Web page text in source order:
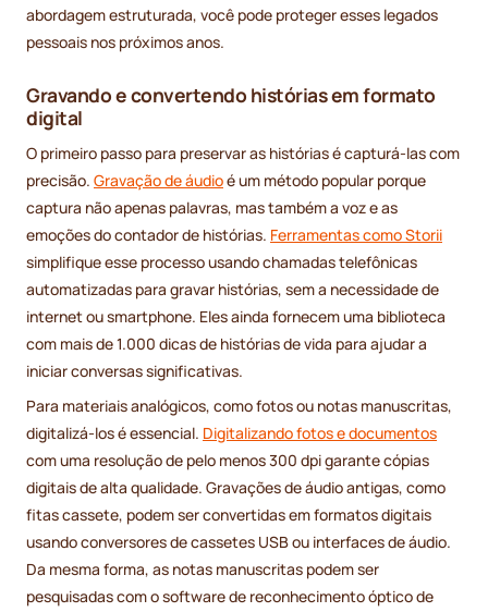
abordagem estruturada, você pode proteger esses legados
pessoais nos próximos anos.
Gravando e convertendo histórias em formato
digital
O primeiro passo para preservar as histórias é capturá-las com
precisão. Gravação de áudioé um método popular porque
captura não apenas palavras, mas também a voz e as
emoções do contador de histórias. Ferramentas como Storii
simplifique esse processo usando chamadas telefônicas
automatizadas para gravar histórias, sem a necessidade de
internet ou smartphone. Eles ainda fornecem uma biblioteca
com mais de 1.000 dicas de histórias de vida para ajudar a
iniciar conversas significativas.
Para materiais analógicos, como fotos ou notas manuscritas,
digitalizá-los é essencial. Digitalizando fotos e documentos
com uma resolução de pelo menos 300 dpi garante cópias
digitais de alta qualidade. Gravações de áudio antigas, como
fitas cassete, podem ser convertidas em formatos digitais
usando conversores de cassetes USB ou interfaces de áudio.
Da mesma forma, as notas manuscritas podem ser
pesquisadas com o software de reconhecimento óptico de